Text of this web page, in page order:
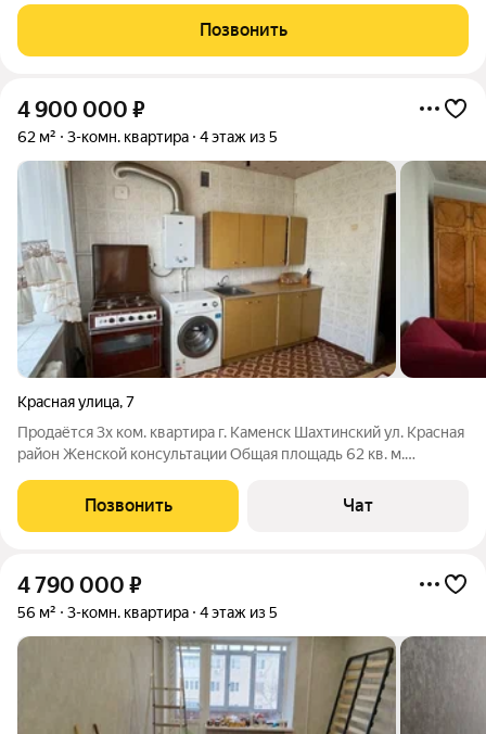
метров расположена на 1 этаже 9 этажного панельного дома.
Планировка позволяет максимально
Позвонить
4 900 000 ₽
62 м² 3-комн. квартира 4 этаж из 5
Красная улица,7
Продаётся 3х ком. квартира г. Каменск Шахтинский ул. Красная
район Женской консультации Общая площадь 62 кв. м.
раздельные. Балкон и лоджия. Этаж 4/5
Позвонить Чат
4 790 000 ₽
56 м² 3-комн. квартира 4 этаж из 5